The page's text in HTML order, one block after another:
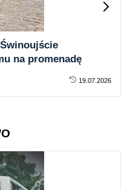
na promenadę
19.07.2026